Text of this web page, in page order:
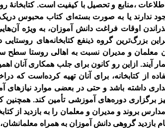
،منابع و تحصیل با کیفیت است. کتابخانۀ
ندارند یا به صورت بسته‌ای کتاب محبوس
اوقات فراغت دانش آموزان، به ویژه
بزرگ‌ترین گروه ذینفع کتابخانه‌های
و مدیران نسبت به اهالی روستا سطح
آیند. ازاین رو کانون برای جلب همکاری
از کتابخانه، برای آنان تهیه کرده‌است که
داشته باشد و حتی در بعضی موارد نیازهای
برگزاری دوره‌های آموزشی تأمین کند.
بروند و مدیران و معلمان را به بازدید از